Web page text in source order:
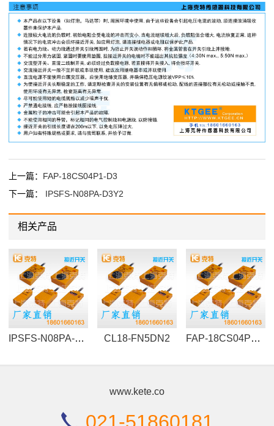
上一篇： FAP-18CS04P1-D3
下一篇： IPSFS-N08PA-D3Y2
相关产品
IPSFS-N08PA-D3Y2 CL18-FN5DN2 FAP-18CS04P1-D3
www.kete.co
021-51860181